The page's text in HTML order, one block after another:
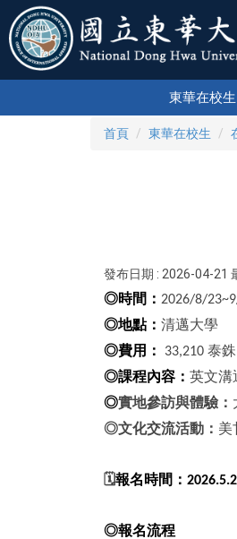
跳
到
主
東華在校生
首頁 東華在校生
發布日期 : 2026-04-21
◎時間： 2026/8/
◎地點： 清邁大學
◎費用：
33,210 泰
◎課程內容： 英文溝
◎實地參訪與體驗：
◎文化交流活動： 美
🗓報名時間：
◎報名流程